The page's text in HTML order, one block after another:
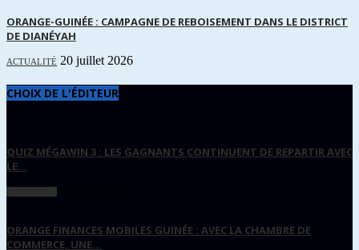
ORANGE-GUINÉE : CAMPAGNE DE REBOISEMENT DANS LE DISTRICT
DE DIANÉYAH
ACTUALITÉ 20 juillet 2026
CHOIX DE L'ÉDITEUR
QUIZ MÉGAWIN 3 : LES GAGNANTS CONTINUENT DE REPARTIR AVEC
LE...
ORANGE FINANCES MOBILES GUINÉE : AVEC LA CHAMBRE DE
COMMERCE, UNE...